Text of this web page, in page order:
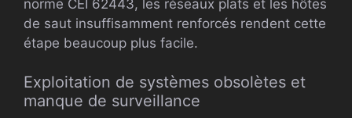
norme CEI 62443, les réseaux plats et les hôtes
de saut insuffisamment renforcés rendent cette
étape beaucoup plus facile.
Exploitation de systèmes obsolètes et
manque de surveillance